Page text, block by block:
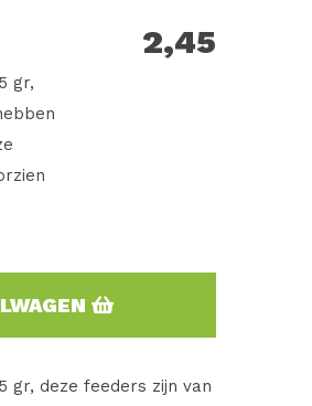
2,45
gr,
gr, deze feeders zijn van